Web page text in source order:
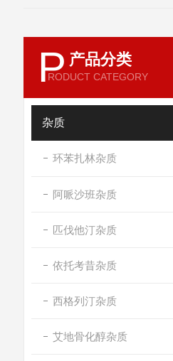
P 产品分类
RODUCT CATEGORY
杂质
环苯扎林杂质
阿哌沙班杂质
匹伐他汀杂质
依托考昔杂质
西格列汀杂质
艾地骨化醇杂质